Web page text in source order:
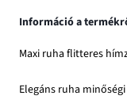
Információ a
Maxi ruha flitteres
Elegáns ruha